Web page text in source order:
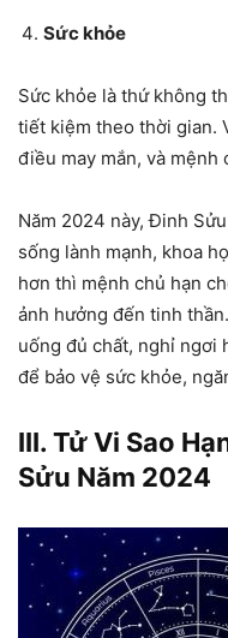
Sức khỏe
Sức khỏe là thứ không
tiết kiệm theo thời gian.
điều may mắn, và
Năm 2024 này, Đinh
sống lành mạnh, khoa
hơn thì mệnh chủ hạn
ảnh hưởng đến tinh
uống đủ chất, nghỉ ngơi
để bảo vệ sức khỏe,
III. Tử Vi Sao
Sửu Năm 2024